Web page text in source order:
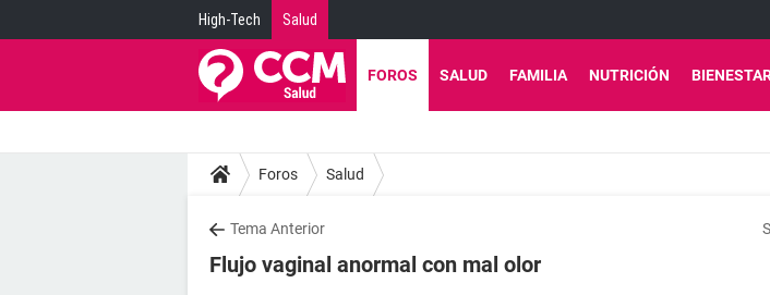
High-Tech Salud
FOROS SALUD FAMILIA NUTRICIÓN
Foros Salud
Tema Anterior
Flujo vaginal anormal con mal olor